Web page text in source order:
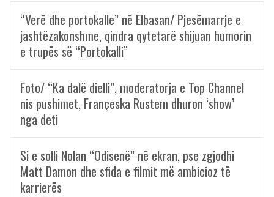
“Verë dhe portokalle” në Elbasan/ Pjesëmarrje e
jashtëzakonshme, qindra qytetarë shijuan humorin
e trupës së “Portokalli”
Foto/ “Ka dalë dielli”, moderatorja e Top Channel
nis pushimet, Françeska Rustem dhuron ‘show’
nga deti
Si e solli Nolan “Odisenë” në ekran, pse zgjodhi
Matt Damon dhe sfida e filmit më ambicioz të
karrierës